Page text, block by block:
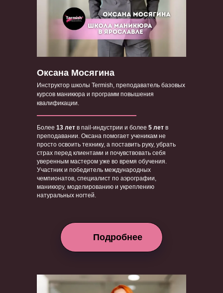
Оксана Мосягина
Инструктор школы Termish, преподаватель базовых
курсов маникюра и программ повышения
квалификации.
Более 13 лет в nail-индустрии и более 5 лет в
преподавании. Оксана помогает ученикам не
просто освоить технику, а поставить руку, убрать
страх перед клиентами и почувствовать себя
уверенным мастером уже во время обучения.
Участник и победитель международных
чемпионатов, специалист по аэрографии,
маникюру, моделированию и укреплению
натуральных ногтей.
Подробнее